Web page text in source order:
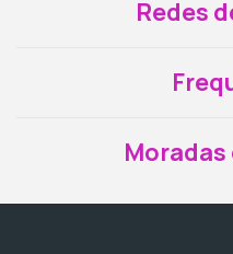
Redes